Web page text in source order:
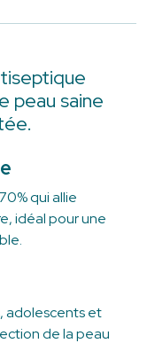
peau saine
qui allie
idéal pour une
adolescents et
de la peau